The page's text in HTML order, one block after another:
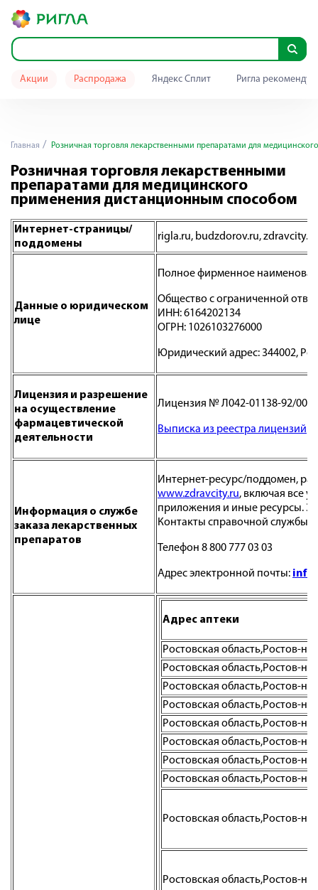
Акции Распродажа Яндекс Сплит Ригла
Главная Розничная торговля лекарственными препаратами для
Розничная торговля лекарственными
препаратами для медицинского
применения дистанционным способом
Интернет-страницы/
поддомены
rigla.ru, budzdorov.ru, zdravcity.ru
Данные о юридическом
лице
Полное фирменное
Общество с ограниченной
ИНН: 6164202134
ОГРН: 1026103276000
Юридический адрес: 344002,
Лицензия и разрешение
на осуществление
фармацевтической
деятельности
Лицензия № Л042-01138-92/
Выписка из реестра лицензий
Информация о службе
заказа лекарственных
препаратов
Интернет-ресурс/поддомен,
www.zdravcity.ru, включая все
приложения и иные ресурсы.
Контакты справочной службы:
Телефон 8 800 777 03 03
Адрес электронной почты:
Адрес аптеки
Ростовская область,Ростов-
Ростовская область,Ростов-
Ростовская область,Ростов-
Ростовская область,Ростов-
Ростовская область,Ростов-
Ростовская область,Ростов-
Ростовская область,Ростов-
Ростовская область,Ростов-
Ростовская область,Ростов-
Ростовская область,Ростов-